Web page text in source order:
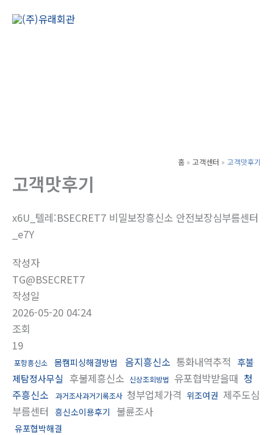
홈 고객센터 고객맛후기
고객맛후기
x6U_텔레:BSECRET7 비밀보장흥신소 안전보장심부름센터
_e7Y
작성자
TG@BSECRET7
작성일
2026-05-20 04:24
조회
19
포항흥신소 몸캠피싱해결방법 음지흥신소 통화내역추적
후불
제탐정사무실
후불제흥신소 신상조회방법 유포협박받을때 청
주흥신소
과거조사과거기록조사 청부업체가격 위조여권 제주도심
부름센터 흥신소이용후기 불륜조사
유포협박해결